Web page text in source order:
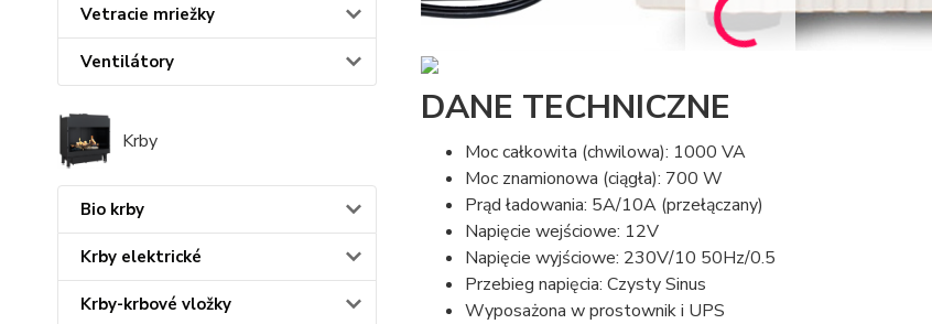
Vetracie mriežky
Ventilátory
Krby
Bio krby
Krby elektrické
Krby-krbové vložky
DANE TECHNICZNE
Moc całkowita (chwilowa): 1000 VA
Moc znamionowa (ciągła): 700 W
Prąd ładowania: 5A/10A (przełączany)
Napięcie wejściowe: 12V
Napięcie wyjściowe: 230V/10 50Hz/0.5
Przebieg napięcia: Czysty Sinus
Wyposażona w prostownik i UPS